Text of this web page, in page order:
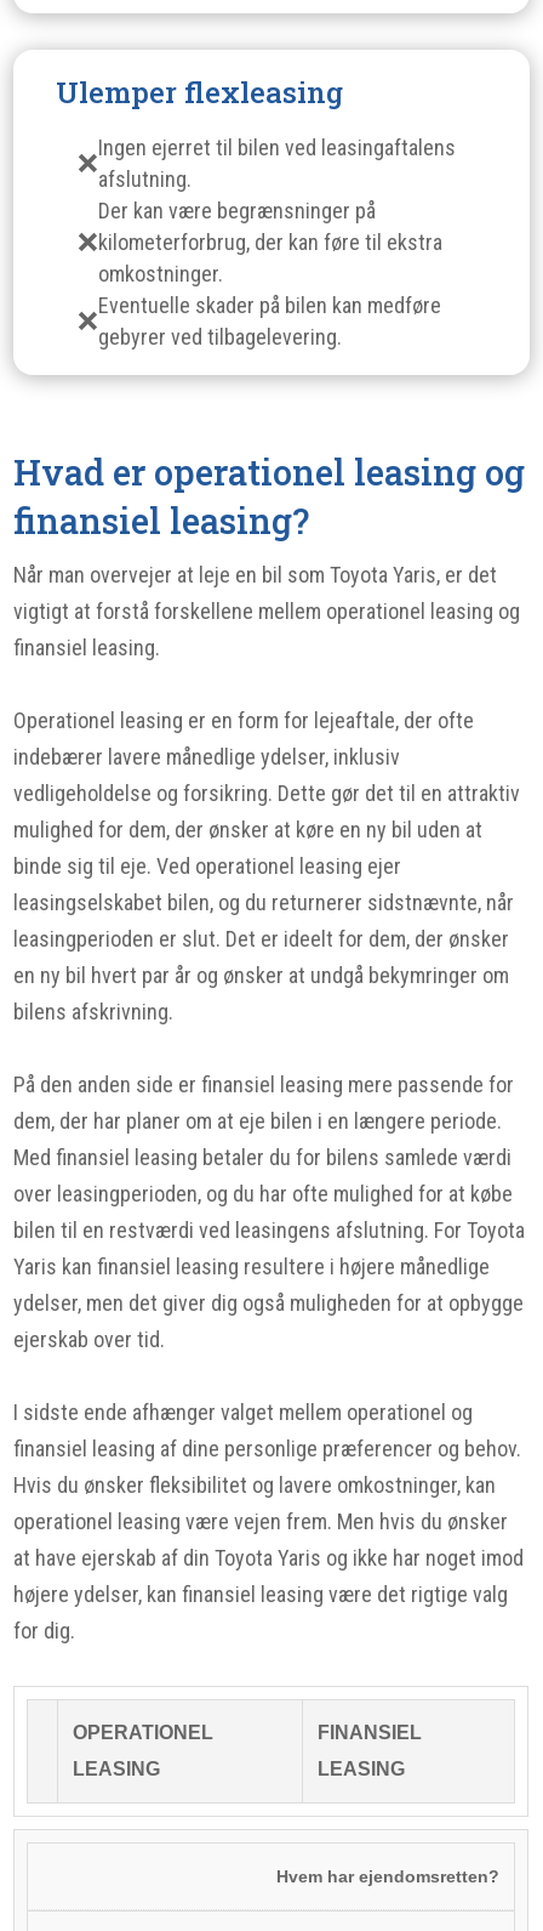
Ulemper flexleasing
Ingen ejerret til bilen ved leasingaftalens
afslutning.
Der kan være begrænsninger på
kilometerforbrug, der kan føre til ekstra
omkostninger.
Eventuelle skader på bilen kan medføre
gebyrer ved tilbagelevering.
Hvad er operationel leasing og
finansiel leasing?
Når man overvejer at leje en bil som Toyota Yaris, er det
vigtigt at forstå forskellene mellem operationel leasing og
finansiel leasing.
Operationel leasing er en form for lejeaftale, der ofte
indebærer lavere månedlige ydelser, inklusiv
vedligeholdelse og forsikring. Dette gør det til en attraktiv
mulighed for dem, der ønsker at køre en ny bil uden at
binde sig til eje. Ved operationel leasing ejer
leasingselskabet bilen, og du returnerer sidstnævnte, når
leasingperioden er slut. Det er ideelt for dem, der ønsker
en ny bil hvert par år og ønsker at undgå bekymringer om
bilens afskrivning.
På den anden side er finansiel leasing mere passende for
dem, der har planer om at eje bilen i en længere periode.
Med finansiel leasing betaler du for bilens samlede værdi
over leasingperioden, og du har ofte mulighed for at købe
bilen til en restværdi ved leasingens afslutning. For Toyota
Yaris kan finansiel leasing resultere i højere månedlige
ydelser, men det giver dig også muligheden for at opbygge
ejerskab over tid.
I sidste ende afhænger valget mellem operationel og
finansiel leasing af dine personlige præferencer og behov.
Hvis du ønsker fleksibilitet og lavere omkostninger, kan
operationel leasing være vejen frem. Men hvis du ønsker
at have ejerskab af din Toyota Yaris og ikke har noget imod
højere ydelser, kan finansiel leasing være det rigtige valg
for dig.
OPERATIONEL
LEASING
FINANSIEL
LEASING
Hvem har ejendomsretten?